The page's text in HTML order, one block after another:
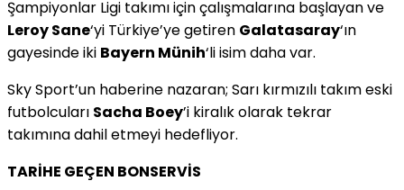
Şampiyonlar Ligi takımı için çalışmalarına başlayan ve
Leroy Sane‘yi Türkiye’ye getiren Galatasaray‘ın
gayesinde iki Bayern Münih‘li isim daha var.
Sky Sport’un haberine nazaran; Sarı kırmızılı takım eski
futbolcuları Sacha Boey’i kiralık olarak tekrar
takımına dahil etmeyi hedefliyor.
TARİHE GEÇEN BONSERVİS